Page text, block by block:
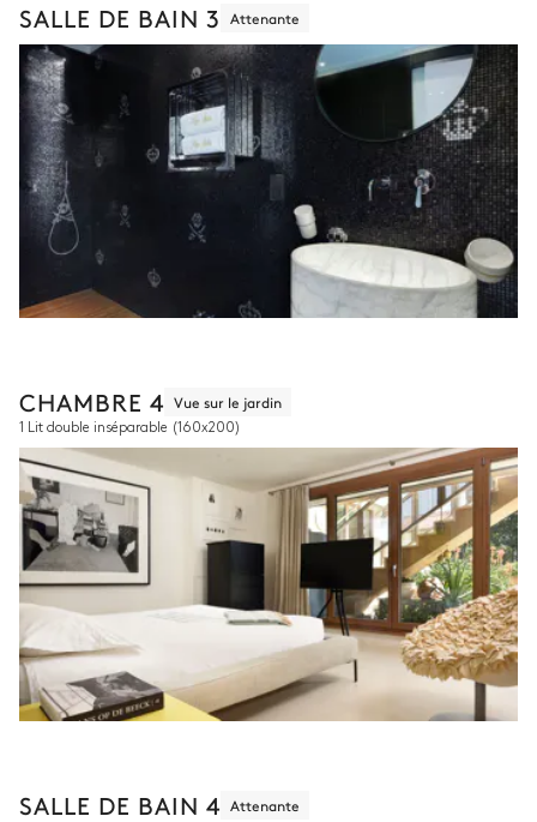
SALLE DE BAIN 3 Attenante
CHAMBRE 4 Vue sur le jardin
1 Lit double inséparable (160x200)
SALLE DE BAIN 4 Attenante